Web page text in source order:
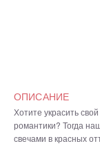
ОПИСАНИЕ
Хотите украсить
романтики? Тогда
свечами в красных